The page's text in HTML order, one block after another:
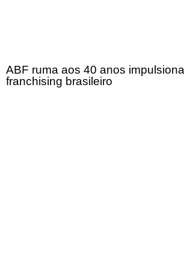
ABF ruma aos 40 anos
franchising brasileiro